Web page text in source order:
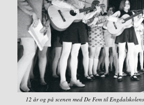
12 år og på scenen med De Fem til